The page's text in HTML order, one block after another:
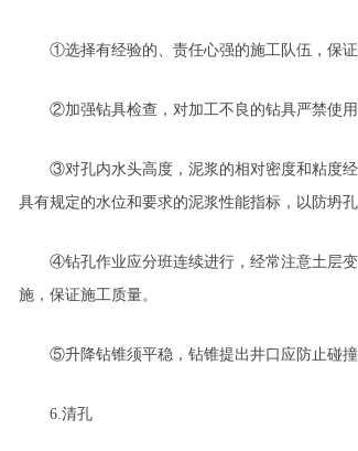
①选择有经验的、责任心强的施工队伍，保证
②加强钻具检查，对加工不良的钻具严禁使用
③对孔内水头高度，泥浆的相对密度和粘度经
具有规定的水位和要求的泥浆性能指标，以防坍孔
④钻孔作业应分班连续进行，经常注意土层变
施，保证施工质量。
⑤升降钻锥须平稳，钻锥提出井口应防止碰撞
6.清孔